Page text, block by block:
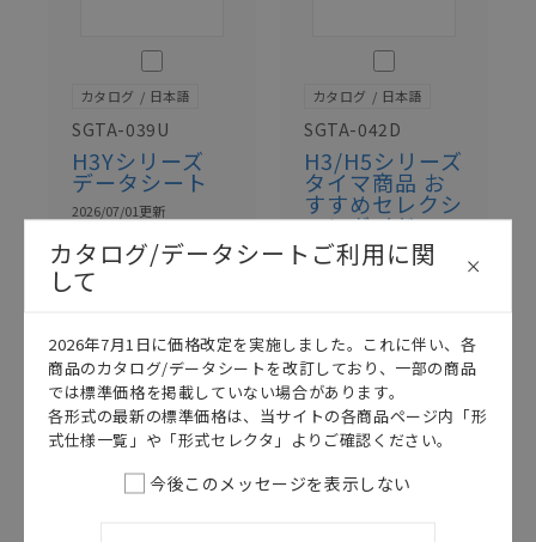
このカタログを選択
カタログ 日本語
SGTA-039U
H3Yシリーズ
データシート
2026/07/01更新
このカタログを選択
カタログ 日本語
SGTA-042D
H3/H5シリーズ
タイマ商品 お
すすめセレクシ
ョンガイド
2026/07/01更新
カタログ/データシートご利用に関
して
2026年7月1日に価格改定を実施しました。これに伴い、各
商品のカタログ/データシートを改訂しており、一部の商品
では標準価格を掲載していない場合があります。
各形式の最新の標準価格は、当サイトの各商品ページ内「形
式仕様一覧」や「形式セレクタ」よりご確認ください。
今後このメッセージを表示しない